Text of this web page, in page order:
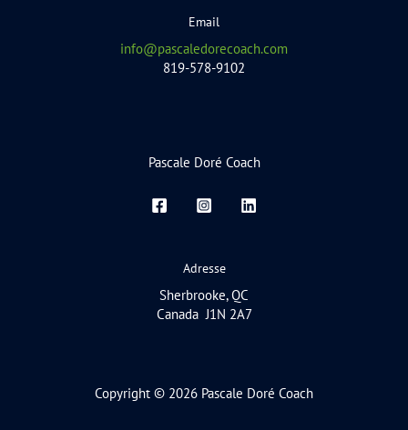
Email
info@pascaledorecoach.com
819-578-9102
Pascale Doré Coach
Adresse
Sherbrooke, QC
Canada J1N 2A7
Copyright © 2026 Pascale Doré Coach